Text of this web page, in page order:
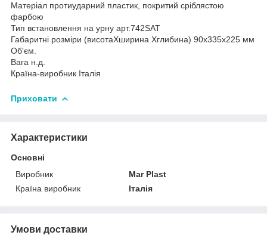
Матеріал протиударний пластик, покритий сріблястою
фарбою
Тип встановлення на урну арт.742SAT
Габаритні розміри (висотаХширина Хглибина) 90х335х225 мм
Об'єм.
Вага н.д.
Країна-виробник Італія
Приховати
Характеристики
Основні
Виробник
Mar Plast
Країна виробник
Італія
Умови доставки